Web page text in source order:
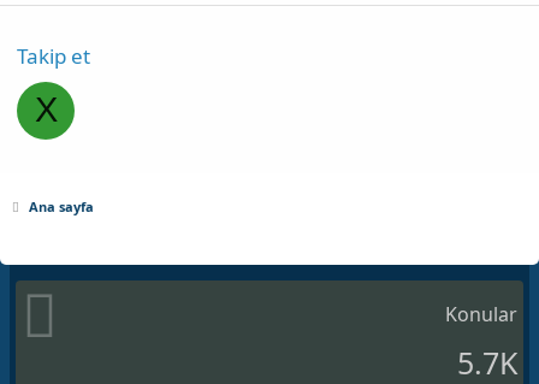
Takip et
X
Ana sayfa
Konular
5.7K